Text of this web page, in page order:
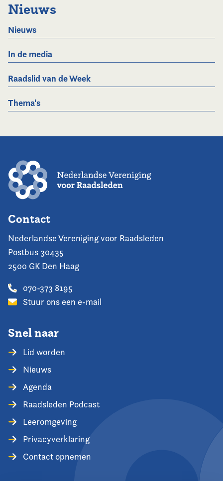
Nieuws
Nieuws
In de media
Raadslid van de Week
Thema's
Contact
Nederlandse Vereniging voor Raadsleden
Postbus 30435
2500 GK Den Haag
070-373 8195
Stuur ons een e-mail
Snel naar
Lid worden
Nieuws
Agenda
Raadsleden Podcast
Leeromgeving
Privacyverklaring
Contact opnemen